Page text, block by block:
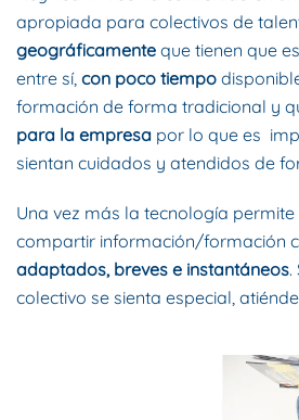
apropiada para colectivos de
geográficamente que tienen que
entre sí, con poco tiempo
formación de forma tradicional y
para la empresa por lo que es
sientan cuidados y atendidos de
Una vez más la tecnología
compartir información/formación
adaptados, breves e instantáneos.
colectivo se sienta especial,